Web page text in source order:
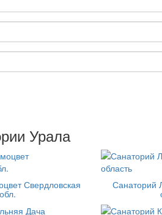
Урала
Свердловская
обл.
Санаторий